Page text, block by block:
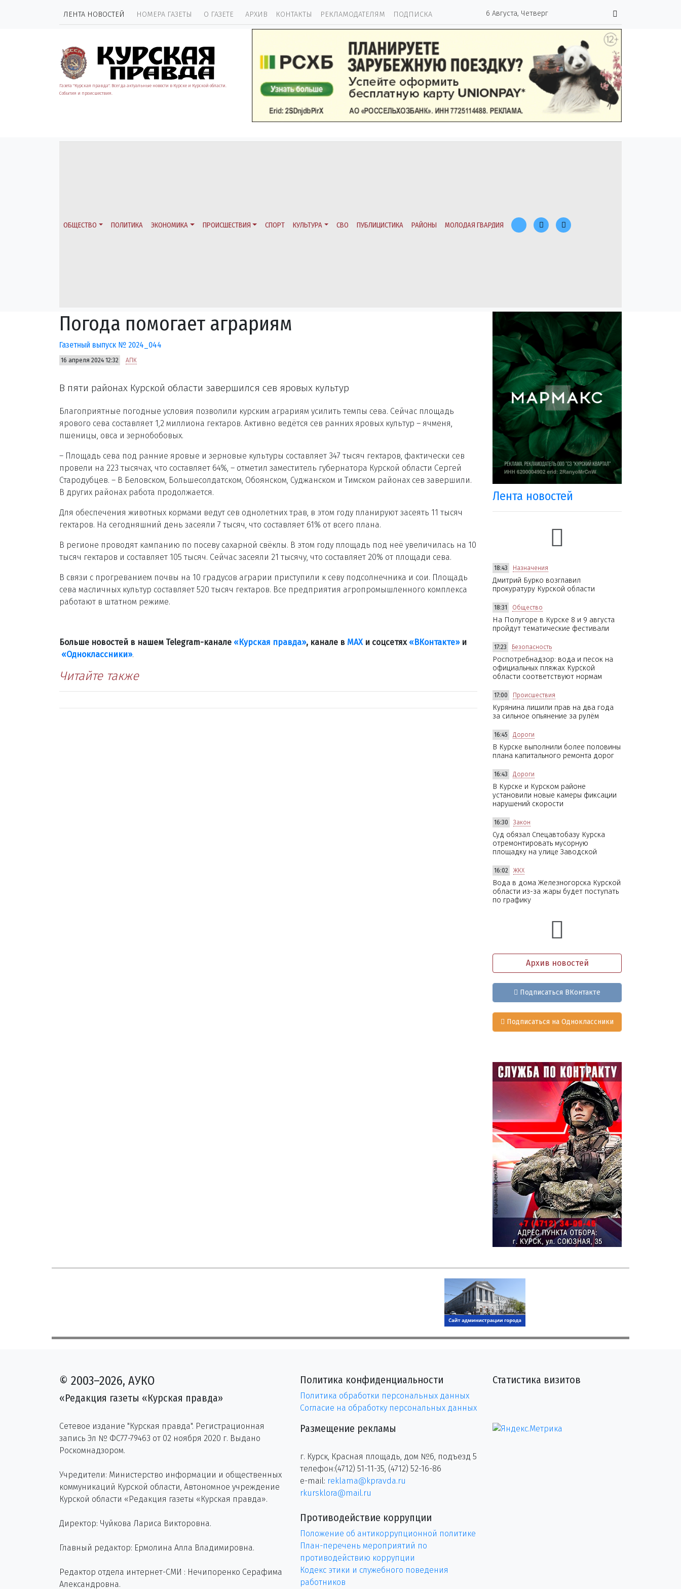
ЛЕНТА НОВОСТЕЙ НОМЕРА ГАЗЕТЫ О ГАЗЕТЕ АРХИВ КОНТАКТЫ РЕКЛАМОДАТЕЛЯМ ПОДПИСКА 6 Августа, Четверг
Газета "Курская правда". Всегда актуальные новости в Курске и Курской области.
События и происшествия.
ОБЩЕСТВО ПОЛИТИКА ЭКОНОМИКА ПРОИСШЕСТВИЯ СПОРТ КУЛЬТУРА СВО ПУБЛИЦИСТИКА РАЙОНЫ МОЛОДАЯ ГВАРДИЯ
Погода помогает аграриям
Газетный выпуск № 2024_044
16 апреля 2024 12:32 АПК
В пяти районах Курской области завершился сев яровых культур
Благоприятные погодные условия позволили курским аграриям усилить темпы сева. Сейчас площадь
ярового сева составляет 1,2 миллиона гектаров. Активно ведётся сев ранних яровых культур – ячменя,
пшеницы, овса и зернобобовых.
– Площадь сева под ранние яровые и зерновые культуры составляет 347 тысяч гектаров, фактически сев
провели на 223 тысячах, что составляет 64%, – отметил заместитель губернатора Курской области Сергей
Стародубцев. – В Беловском, Большесолдатском, Обоянском, Суджанском и Тимском районах сев завершили.
В других районах работа продолжается.
Для обеспечения животных кормами ведут сев однолетних трав, в этом году планируют засеять 11 тысяч
гектаров. На сегодняшний день засеяли 7 тысяч, что составляет 61% от всего плана.
В регионе проводят кампанию по посеву сахарной свёклы. В этом году площадь под неё увеличилась на 10
тысяч гектаров и составляет 105 тысяч. Сейчас засеяли 21 тысячу, что составляет 20% от площади сева.
В связи с прогреванием почвы на 10 градусов аграрии приступили к севу подсолнечника и сои. Площадь
сева масличных культур составляет 520 тысяч гектаров. Все предприятия агропромышленного комплекса
работают в штатном режиме.
Больше новостей в нашем Telegram-канале «Курская правда», канале в МАХи соцсетях «ВКонтакте»и
«Одноклассники».
Читайте также
Лента новостей
18:43 Назначения
Дмитрий Бурко возглавил
прокуратуру Курской области
18:31 Общество
На Полугоре в Курске 8 и 9 августа
пройдут тематические фестивали
17:23 Безопасность
Роспотребнадзор: вода и песок на
официальных пляжах Курской
области соответствуют нормам
17:00 Происшествия
Курянина лишили прав на два года
за сильное опьянение за рулём
16:45 Дороги
В Курске выполнили более половины
плана капитального ремонта дорог
16:43 Дороги
В Курске и Курском районе
установили новые камеры фиксации
нарушений скорости
16:30 Закон
Суд обязал Спецавтобазу Курска
отремонтировать мусорную
площадку на улице Заводской
16:02 ЖКХ
Вода в дома Железногорска Курской
области из-за жары будет поступать
по графику
Архив новостей
Подписаться ВКонтакте
Подписаться на Одноклассники
© 2003–2026, АУКО
«Редакция газеты «Курская правда»
Сетевое издание "Курская правда". Регистрационная
запись Эл № ФС77-79463 от 02 ноября 2020 г. Выдано
Роскомнадзором.
Учредители: Министерство информации и общественных
коммуникаций Курской области, Автономное учреждение
Курской области «Редакция газеты «Курская правда».
Директор: Чуйкова Лариса Викторовна.
Главный редактор: Ермолина Алла Владимировна.
Редактор отдела интернет-СМИ : Нечипоренко Серафима
Александровна.
Политика конфиденциальности
Политика обработки персональных данных
Согласие на обработку персональных данных
Размещение рекламы
г. Курск, Красная площадь, дом №6, подъезд 5
телефон:(4712) 51-11-35, (4712) 52-16-86
e-mail: reklama@kpravda.ru
rkursklora@mail.ru
Противодействие коррупции
Положение об антикоррупционной политике
План-перечень мероприятий по
противодействию коррупции
Кодекс этики и служебного поведения
работников
Статистика визитов